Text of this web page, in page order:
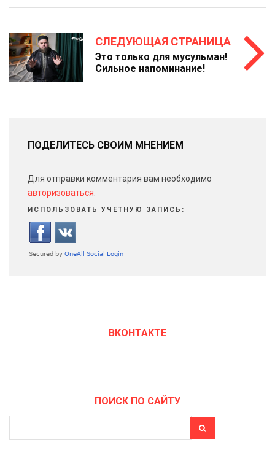
СЛЕДУЮЩАЯ СТРАНИЦА
Это только для мусульман!
Сильное напоминание!
ПОДЕЛИТЕСЬ СВОИМ МНЕНИЕМ
Для отправки комментария вам необходимо
авторизоваться
ИСПОЛЬЗОВАТЬ УЧЕТНУЮ ЗАПИСЬ:
ВКОНТАКТЕ
ПОИСК ПО САЙТУ